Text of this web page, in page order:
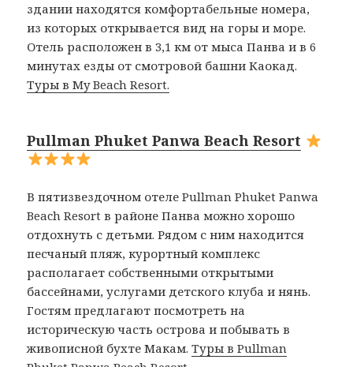
здании находятся комфортабельные номера,
из которых открывается вид на горы и море.
Отель расположен в 3,1 км от мыса Панва и в 6
минутах езды от смотровой башни Каокад.
Туры в My Beach Resort.
Pullman Phuket Panwa Beach Resort
В пятизвездочном отеле Pullman Phuket Panwa
Beach Resort в районе Панва можно хорошо
отдохнуть с детьми. Рядом с ним находится
песчаный пляж, курортный комплекс
располагает собственными открытыми
бассейнами, услугами детского клуба и нянь.
Гостям предлагают посмотреть на
историческую часть острова и побывать в
живописной бухте Макам.Туры в Pullman